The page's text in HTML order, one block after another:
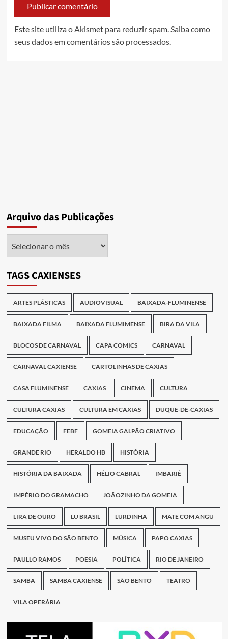
Este site utiliza o Akismet para reduzir spam.Saiba como
seus dados em comentários são processados.
Arquivo das Publicações
TAGS CAXIENSES
ARTES PLÁSTICAS AUDIOVISUAL BAIXADA-FLUMINENSE
BAIXADA FILMA BAIXADA FLUMIMENSE BIRA DA VILA
BLOCOS DE CARNAVAL CAPA COMICS CARNAVAL
CARNAVAL CAXIENSE CARTOLINHAS DE CAXIAS
CASA FLUMINENSE CAXIAS CINEMA CULTURA
CULTURA CAXIAS CULTURA EM CAXIAS DUQUE-DE-CAXIAS
EDUCAÇÃO FEBF GOMEIA GALPÃO CRIATIVO
GRANDE RIO HERALDO HB HISTÓRIA
HISTÓRIA DA BAIXADA HÉLIO CABRAL IMBARIÊ
IMPÉRIO DO GRAMACHO JOÃOZINHO DA GOMEIA
LIRA DE OURO LU BRASIL LURDINHA MATE COM ANGU
MUSEU VIVO DO SÃO BENTO MÚSICA PAPO CAXIAS
PAULLO RAMOS POESIA POLÍTICA RIO DE JANEIRO
SAMBA SAMBA CAXIENSE SÃO BENTO TEATRO
VILA OPERÁRIA